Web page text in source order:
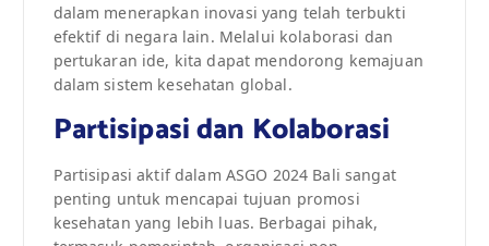
dalam menerapkan inovasi yang telah terbukti
efektif di negara lain. Melalui kolaborasi dan
pertukaran ide, kita dapat mendorong kemajuan
dalam sistem kesehatan global.
Partisipasi dan Kolaborasi
Partisipasi aktif dalam ASGO 2024 Bali sangat
penting untuk mencapai tujuan promosi
kesehatan yang lebih luas. Berbagai pihak,